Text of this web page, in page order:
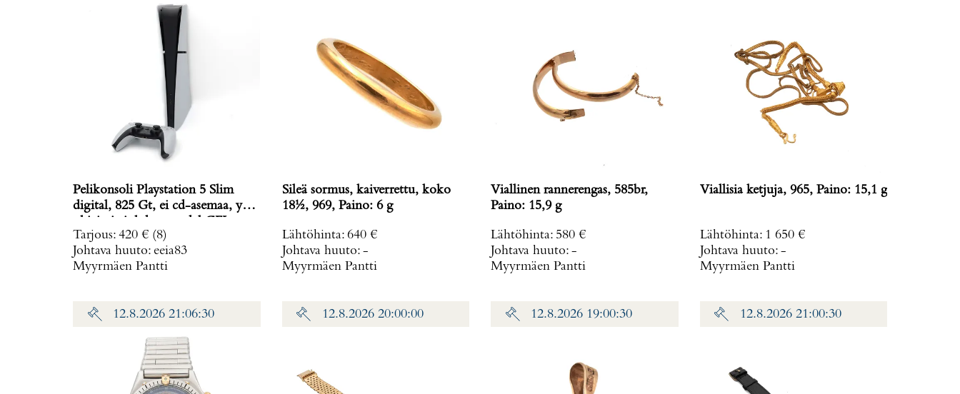
Pelikonsoli Playstation 5 Slim
digital, 825 Gt, ei cd-asemaa, yksi
2016,
Tarjous: 420 € (8)
Johtava huuto: eeia83
Myyrmäen Pantti
Sileä sormus, kaiverrettu, koko
18½, 969, Paino: 6 g
Lähtöhinta: 640 €
Johtava huuto: -
Myyrmäen Pantti
Viallinen rannerengas, 585br,
Paino: 15,9 g
Lähtöhinta: 580 €
Johtava huuto: -
Myyrmäen Pantti
Viallisia ketjuja, 965, Paino: 15,1 g
Lähtöhinta: 1 650 €
Johtava huuto: -
Myyrmäen Pantti
12.8.2026 21:06:30 12.8.2026 20:00:00 12.8.2026 19:00:30 12.8.2026 21:00:30